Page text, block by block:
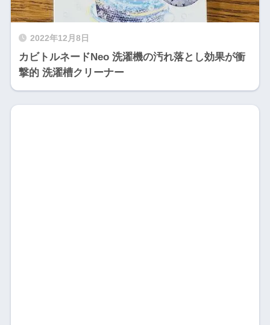
2022年12月8日
カビトルネードNeo 洗濯機の汚れ落とし効果が衝
撃的 洗濯槽クリーナー